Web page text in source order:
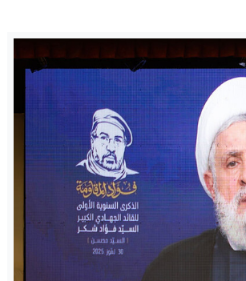
أجندة محادثاته المقبلة مع زيلينسكي ويوضح
المشترك بين السعودية وباكستان وتركيا..
يستهدف في البحر الأسود سفينتين تحملان
حافلة جرمانا، وتحقيقات لكشف المسؤولين
تتآكل.. كيف أهدرت أمريكا ميزتها